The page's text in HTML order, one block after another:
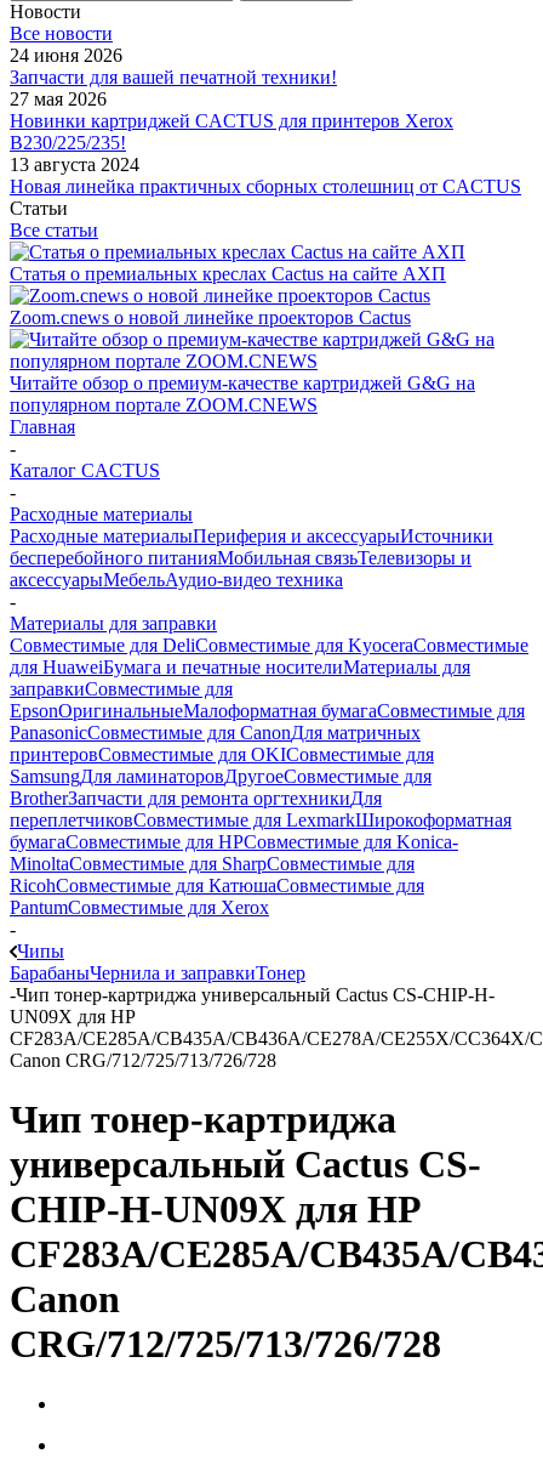
Новости
Все новости
24 июня 2026
Запчасти для вашей печатной техники!
27 мая 2026
Новинки картриджей CACTUS для принтеров Xerox
B230/225/235!
13 августа 2024
Новая линейка практичных сборных столешниц от CACTUS
Статьи
Все статьи
Статья о премиальных креслах Cactus на сайте АХП
Zoom.cnews о новой линейке проекторов Cactus
Читайте обзор о премиум-качестве картриджей G&G на
популярном портале ZOOM.CNEWS
Главная
-
Каталог CACTUS
-
Расходные материалы
Расходные материалыПериферия и аксессуарыИсточники
бесперебойного питанияМобильная связьТелевизоры и
аксессуарыМебельАудио-видео техника
-
Материалы для заправки
Совместимые для DeliСовместимые для KyoceraСовместимые
для HuaweiБумага и печатные носителиМатериалы для
заправкиСовместимые для
EpsonОригинальныеМалоформатная бумагаСовместимые для
PanasonicСовместимые для CanonДля матричных
принтеровСовместимые для OKIСовместимые для
SamsungДля ламинаторовДругоеСовместимые для
BrotherЗапчасти для ремонта оргтехникиДля
переплетчиковСовместимые для LexmarkШирокоформатная
бумагаСовместимые для HPСовместимые для Konica-
MinoltaСовместимые для SharpСовместимые для
RicohСовместимые для КатюшаСовместимые для
PantumСовместимые для Xerox
-
Чипы
БарабаныЧернила и заправкиТонер
-Чип тонер-картриджа универсальный Cactus CS-CHIP-H-
UN09X для HP
CF283A/CE285A/CB435A/CB436A/CE278A/CE255X/CC364X/
Canon CRG/712/725/713/726/728
Чип тонер-картриджа
универсальный Cactus CS-
CHIP-H-UN09X для HP
CF283A/CE285A/CB435A/
Canon
CRG/712/725/713/726/728